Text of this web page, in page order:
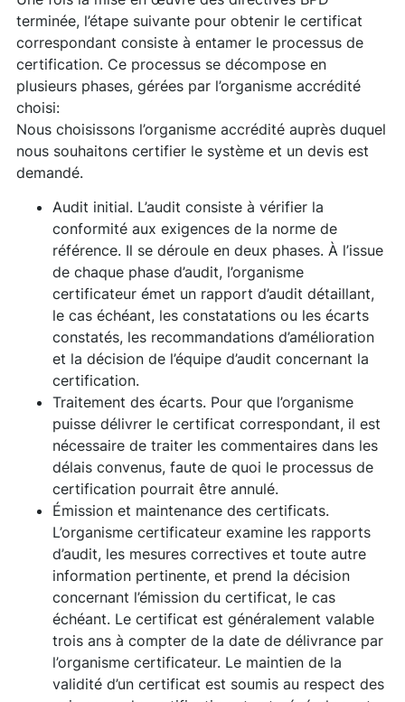
terminée, l’étape suivante pour obtenir le certificat
correspondant consiste à entamer le processus de
certification. Ce processus se décompose en
plusieurs phases, gérées par l’organisme accrédité
choisi:
Nous choisissons l’organisme accrédité auprès duquel
nous souhaitons certifier le système et un devis est
demandé.
Audit initial. L’audit consiste à vérifier la
conformité aux exigences de la norme de
référence. Il se déroule en deux phases. À l’issue
de chaque phase d’audit, l’organisme
certificateur émet un rapport d’audit détaillant,
le cas échéant, les constatations ou les écarts
constatés, les recommandations d’amélioration
et la décision de l’équipe d’audit concernant la
certification.
Traitement des écarts. Pour que l’organisme
puisse délivrer le certificat correspondant, il est
nécessaire de traiter les commentaires dans les
délais convenus, faute de quoi le processus de
certification pourrait être annulé.
Émission et maintenance des certificats.
L’organisme certificateur examine les rapports
d’audit, les mesures correctives et toute autre
information pertinente, et prend la décision
concernant l’émission du certificat, le cas
échéant. Le certificat est généralement valable
trois ans à compter de la date de délivrance par
l’organisme certificateur. Le maintien de la
validité d’un certificat est soumis au respect des